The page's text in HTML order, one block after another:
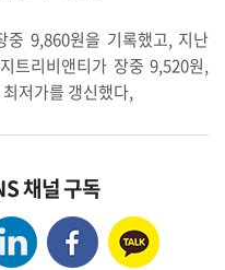
중 9,860원을 기록했고, 지난
트리비앤티가 장중 9,520원,
저가를 갱신했다,
채널 구독